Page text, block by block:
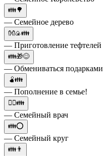
👪🌳
— Семейное дерево
👐🍙👪
— Приготовление тефтелей
👪🎁😊
— Обмениваться подарками
🫄👪
— Пополнение в семье!
👷‍♂️👪
— Семейный врач
👪⭕
— Семейный круг
👪👨